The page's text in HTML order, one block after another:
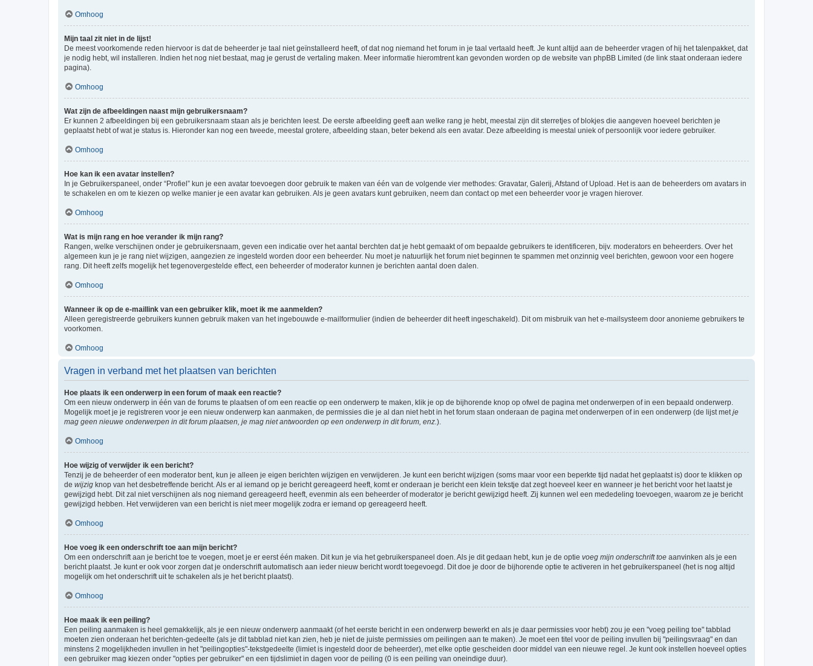
Omhoog
Mijn taal zit niet in de lijst!
De meest voorkomende reden hiervoor is dat de beheerder je taal niet geïnstalleerd heeft, of dat nog niemand het forum in je taal vertaald heeft. Je kunt altijd aan de beheerder vragen of hij het talenpakket, dat
je nodig hebt, wil installeren. Indien het nog niet bestaat, mag je gerust de vertaling maken. Meer informatie hieromtrent kan gevonden worden op de website van phpBB Limited (de link staat onderaan iedere
pagina).
Omhoog
Wat zijn de afbeeldingen naast mijn gebruikersnaam?
Er kunnen 2 afbeeldingen bij een gebruikersnaam staan als je berichten leest. De eerste afbeelding geeft aan welke rang je hebt, meestal zijn dit sterretjes of blokjes die aangeven hoeveel berichten je
geplaatst hebt of wat je status is. Hieronder kan nog een tweede, meestal grotere, afbeelding staan, beter bekend als een avatar. Deze afbeelding is meestal uniek of persoonlijk voor iedere gebruiker.
Omhoog
Hoe kan ik een avatar instellen?
In je Gebruikerspaneel, onder “Profiel” kun je een avatar toevoegen door gebruik te maken van één van de volgende vier methodes: Gravatar, Galerij, Afstand of Upload. Het is aan de beheerders om avatars in
te schakelen en om te kiezen op welke manier je een avatar kan gebruiken. Als je geen avatars kunt gebruiken, neem dan contact op met een beheerder voor je vragen hierover.
Omhoog
Wat is mijn rang en hoe verander ik mijn rang?
Rangen, welke verschijnen onder je gebruikersnaam, geven een indicatie over het aantal berchten dat je hebt gemaakt of om bepaalde gebruikers te identificeren, bijv. moderators en beheerders. Over het
algemeen kun je je rang niet wijzigen, aangezien ze ingesteld worden door een beheerder. Nu moet je natuurlijk het forum niet beginnen te spammen met onzinnig veel berichten, gewoon voor een hogere
rang. Dit heeft zelfs mogelijk het tegenovergestelde effect, een beheerder of moderator kunnen je berichten aantal doen dalen.
Omhoog
Wanneer ik op de e-maillink van een gebruiker klik, moet ik me aanmelden?
Alleen geregistreerde gebruikers kunnen gebruik maken van het ingebouwde e-mailformulier (indien de beheerder dit heeft ingeschakeld). Dit om misbruik van het e-mailsysteem door anonieme gebruikers te
voorkomen.
Omhoog
Vragen in verband met het plaatsen van berichten
Hoe plaats ik een onderwerp in een forum of maak een reactie?
Om een nieuw onderwerp in één van de forums te plaatsen of om een reactie op een onderwerp te maken, klik je op de bijhorende knop op ofwel de pagina met onderwerpen of in een bepaald onderwerp.
Mogelijk moet je je registreren voor je een nieuw onderwerp kan aanmaken, de permissies die je al dan niet hebt in het forum staan onderaan de pagina met onderwerpen of in een onderwerp (de lijst met je
mag geen nieuwe onderwerpen in dit forum plaatsen, je mag niet antwoorden op een onderwerp in dit forum, enz. ).
Omhoog
Hoe wijzig of verwijder ik een bericht?
Tenzij je de beheerder of een moderator bent, kun je alleen je eigen berichten wijzigen en verwijderen. Je kunt een bericht wijzigen (soms maar voor een beperkte tijd nadat het geplaatst is) door te klikken op
de wijzig knop van het desbetreffende bericht. Als er al iemand op je bericht gereageerd heeft, komt er onderaan je bericht een klein tekstje dat zegt hoeveel keer en wanneer je het bericht voor het laatst je
gewijzigd hebt. Dit zal niet verschijnen als nog niemand gereageerd heeft, evenmin als een beheerder of moderator je bericht gewijzigd heeft. Zij kunnen wel een mededeling toevoegen, waarom ze je bericht
gewijzigd hebben. Het verwijderen van een bericht is niet meer mogelijk zodra er iemand op gereageerd heeft.
Omhoog
Hoe voeg ik een onderschrift toe aan mijn bericht?
Om een onderschrift aan je bericht toe te voegen, moet je er eerst één maken. Dit kun je via het gebruikerspaneel doen. Als je dit gedaan hebt, kun je de optie voeg mijn onderschrift toe aanvinken als je een
bericht plaatst. Je kunt er ook voor zorgen dat je onderschrift automatisch aan ieder nieuw bericht wordt toegevoegd. Dit doe je door de bijhorende optie te activeren in het gebruikerspaneel (het is nog altijd
mogelijk om het onderschrift uit te schakelen als je het bericht plaatst).
Omhoog
Hoe maak ik een peiling?
Een peiling aanmaken is heel gemakkelijk, als je een nieuw onderwerp aanmaakt (of het eerste bericht in een onderwerp bewerkt en als je daar permissies voor hebt) zou je een "voeg peiling toe" tabblad
moeten zien onderaan het berichten-gedeelte (als je dit tabblad niet kan zien, heb je niet de juiste permissies om peilingen aan te maken). Je moet een titel voor de peiling invullen bij "peilingsvraag" en dan
minstens 2 mogelijkheden invullen in het "peilingopties"-tekstgedeelte (limiet is ingesteld door de beheerder), met elke optie gescheiden door middel van een nieuwe regel. Je kunt ook instellen hoeveel opties
een gebruiker mag kiezen onder "opties per gebruiker" en een tijdslimiet in dagen voor de peiling (0 is een peiling van oneindige duur).